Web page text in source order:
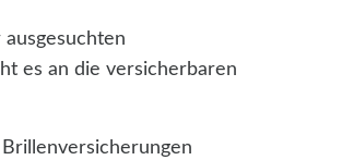
es an die versicherbaren